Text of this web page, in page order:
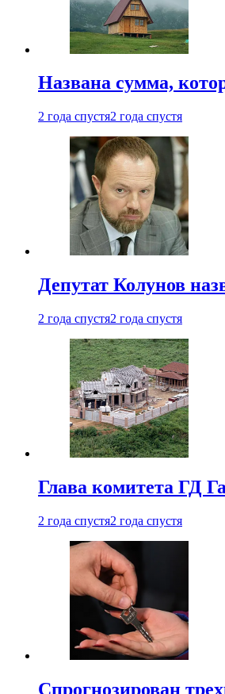
Названа сумма,
2 года спустя2 года спустя
Депутат Колунов
2 года спустя2 года спустя
Глава комитета ГД
2 года спустя2 года спустя
Спрогнозирован